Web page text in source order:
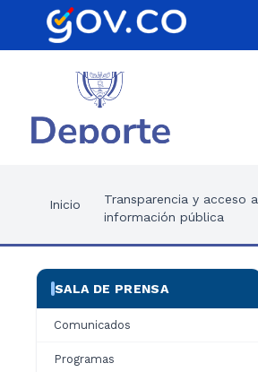
Inicio
Transparencia y acceso a
información pública
SALA DE PRENSA
Comunicados
Programas